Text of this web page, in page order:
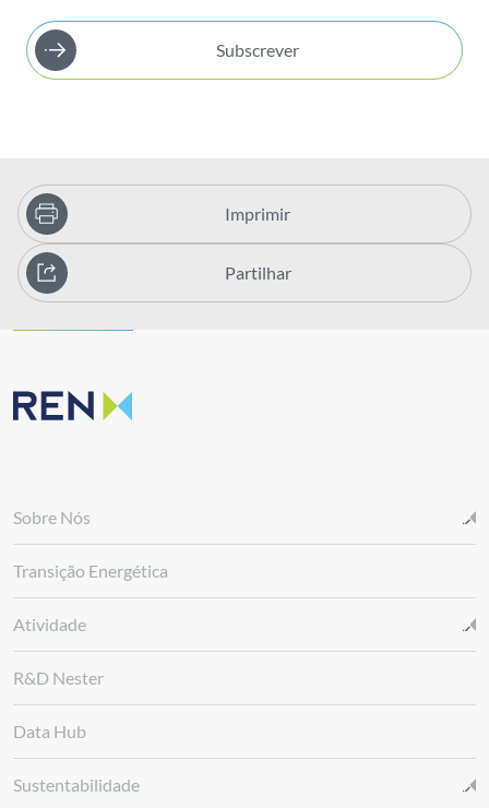
Subscrever
Imprimir
Partilhar
Sobre Nós
Transição Energética
Atividade
R&D Nester
Data Hub
Sustentabilidade